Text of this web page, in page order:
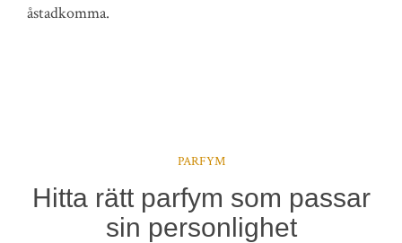
åstadkomma.
PARFYM
Hitta rätt parfym som passar
sin personlighet